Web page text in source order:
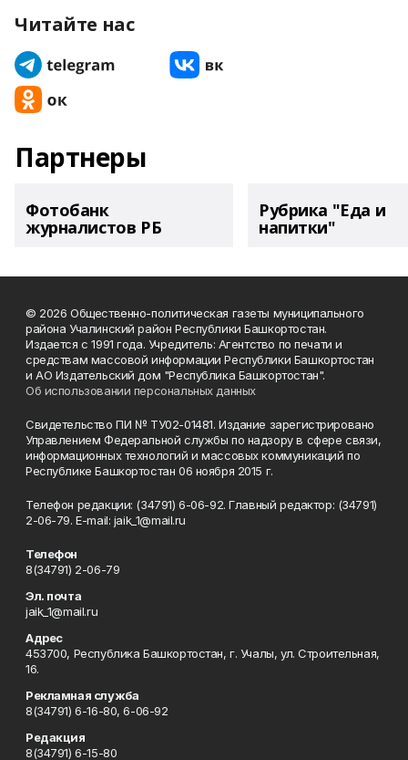
Читайте нас
Партнеры
Фотобанк
журналистов РБ
Рубрика "Еда и
напитки"
© 2026 Общественно-политическая газеты муниципального
района Учалинский район Республики Башкортостан.
Издается с 1991 года. Учредитель: Агентство по печати и
средствам массовой информации Республики Башкортостан
и АО Издательский дом "Республика Башкортостан".
Об использовании персональных данных
Свидетельство ПИ № ТУ02-01481. Издание зарегистрировано
Управлением Федеральной службы по надзору в сфере связи,
информационных технологий и массовых коммуникаций по
Республике Башкортостан 06 ноября 2015 г.
Телефон редакции: (34791) 6-06-92. Главный редактор: (34791)
2-06-79. Е-mаil: jaik_1@mail.ru
Телефон
8(34791) 2-06-79
Эл. почта
jaik_1@mail.ru
Адрес
453700, Республика Башкортостан, г. Учалы, ул. Строительная,
16.
Рекламная служба
8(34791) 6-16-80, 6-06-92
Редакция
8(34791) 6-15-80